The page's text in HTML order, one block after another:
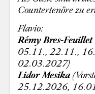
Countertenöre zu
Flavio:
Rémy Bres-Feuillet
05.11., 22.11.,
02.03.2027)
Lidor Mesika
25.12.2026,